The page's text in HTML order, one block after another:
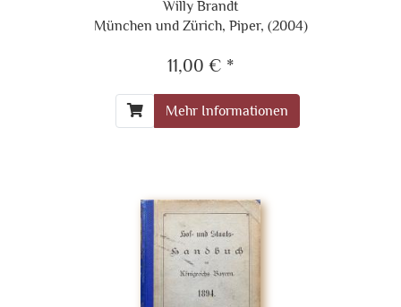
Willy Brandt
München und Zürich, Piper, (2004)
11,00 € *
Mehr Informationen